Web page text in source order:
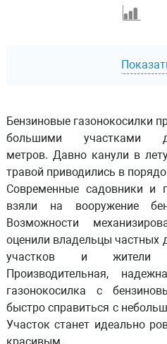
Бензиновые газонокосилки
большими участками
метров. Давно канули в
травой приводились в
Современные садовники и
взяли на вооружение
Возможности
оценили владельцы частных
участков и жители
Производительная,
газонокосилка с
быстро справиться с
Участок станет идеально